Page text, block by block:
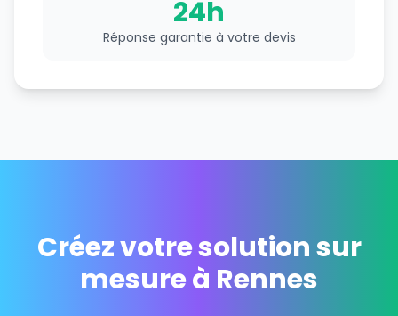
24h
Réponse garantie à votre devis
Créez votre solution sur
mesure à Rennes